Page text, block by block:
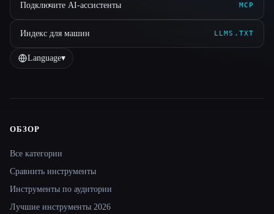
Подключите AI-ассистенты MCP
Индекс для машин LLMS.TXT
Language▾
Site navigation
ОБЗОР
Все категории
Сравнить инструменты
Инструменты по аудитории
Лучшие инструменты 2026